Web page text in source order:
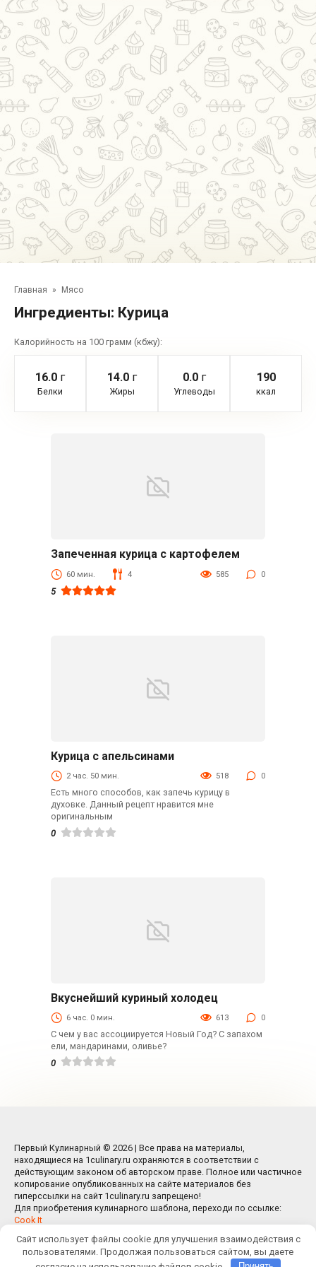
Главная » Мясо
Ингредиенты: Курица
Калорийность на 100 грамм (кбжу):
16.0 г
Белки
14.0 г
Жиры
0.0г
Углеводы
190
ккал
Блюда из мяса птицы
Запеченная курица с картофелем
60 мин. 4 585 0
5
Вторые блюда
Курица с апельсинами
2 час. 50 мин. 518 0
Есть много способов, как запечь курицу в
духовке. Данный рецепт нравится мне
оригинальным
0
Вторые блюда
Вкуснейший куриный холодец
6 час. 0 мин. 613 0
С чем у вас ассоциируется Новый Год? С запахом
ели, мандаринами, оливье?
0
Первый Кулинарный © 2026 | Все права на материалы,
находящиеся на 1culinary.ru охраняются в соответствии с
действующим законом об авторском праве. Полное или частичное
копирование опубликованных на сайте материалов без
гиперссылки на сайт 1culinary.ru запрещено!
Для приобретения кулинарного шаблона, переходи по ссылке:
Cook It
Сайт использует файлы cookie для улучшения взаимодействия с
пользователями. Продолжая пользоваться сайтом, вы даете